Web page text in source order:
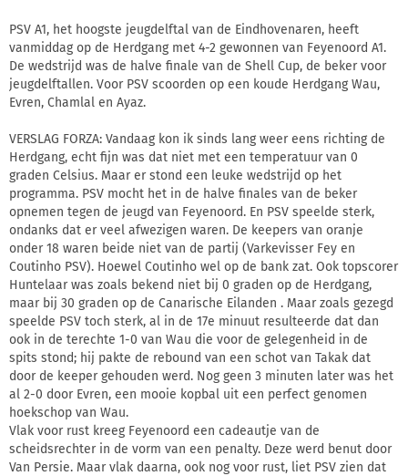
PSV A1, het hoogste jeugdelftal van de Eindhovenaren, heeft
vanmiddag op de Herdgang met 4-2 gewonnen van Feyenoord A1.
De wedstrijd was de halve finale van de Shell Cup, de beker voor
jeugdelftallen. Voor PSV scoorden op een koude Herdgang Wau,
Evren, Chamlal en Ayaz.
VERSLAG FORZA: Vandaag kon ik sinds lang weer eens richting de
Herdgang, echt fijn was dat niet met een temperatuur van 0
graden Celsius. Maar er stond een leuke wedstrijd op het
programma. PSV mocht het in de halve finales van de beker
opnemen tegen de jeugd van Feyenoord. En PSV speelde sterk,
ondanks dat er veel afwezigen waren. De keepers van oranje
onder 18 waren beide niet van de partij (Varkevisser Fey en
Coutinho PSV). Hoewel Coutinho wel op de bank zat. Ook topscorer
Huntelaar was zoals bekend niet bij 0 graden op de Herdgang,
maar bij 30 graden op de Canarische Eilanden . Maar zoals gezegd
speelde PSV toch sterk, al in de 17e minuut resulteerde dat dan
ook in de terechte 1-0 van Wau die voor de gelegenheid in de
spits stond; hij pakte de rebound van een schot van Takak dat
door de keeper gehouden werd. Nog geen 3 minuten later was het
al 2-0 door Evren, een mooie kopbal uit een perfect genomen
hoekschop van Wau.
Vlak voor rust kreeg Feyenoord een cadeautje van de
scheidsrechter in de vorm van een penalty. Deze werd benut door
Van Persie. Maar vlak daarna, ook nog voor rust, liet PSV zien dat